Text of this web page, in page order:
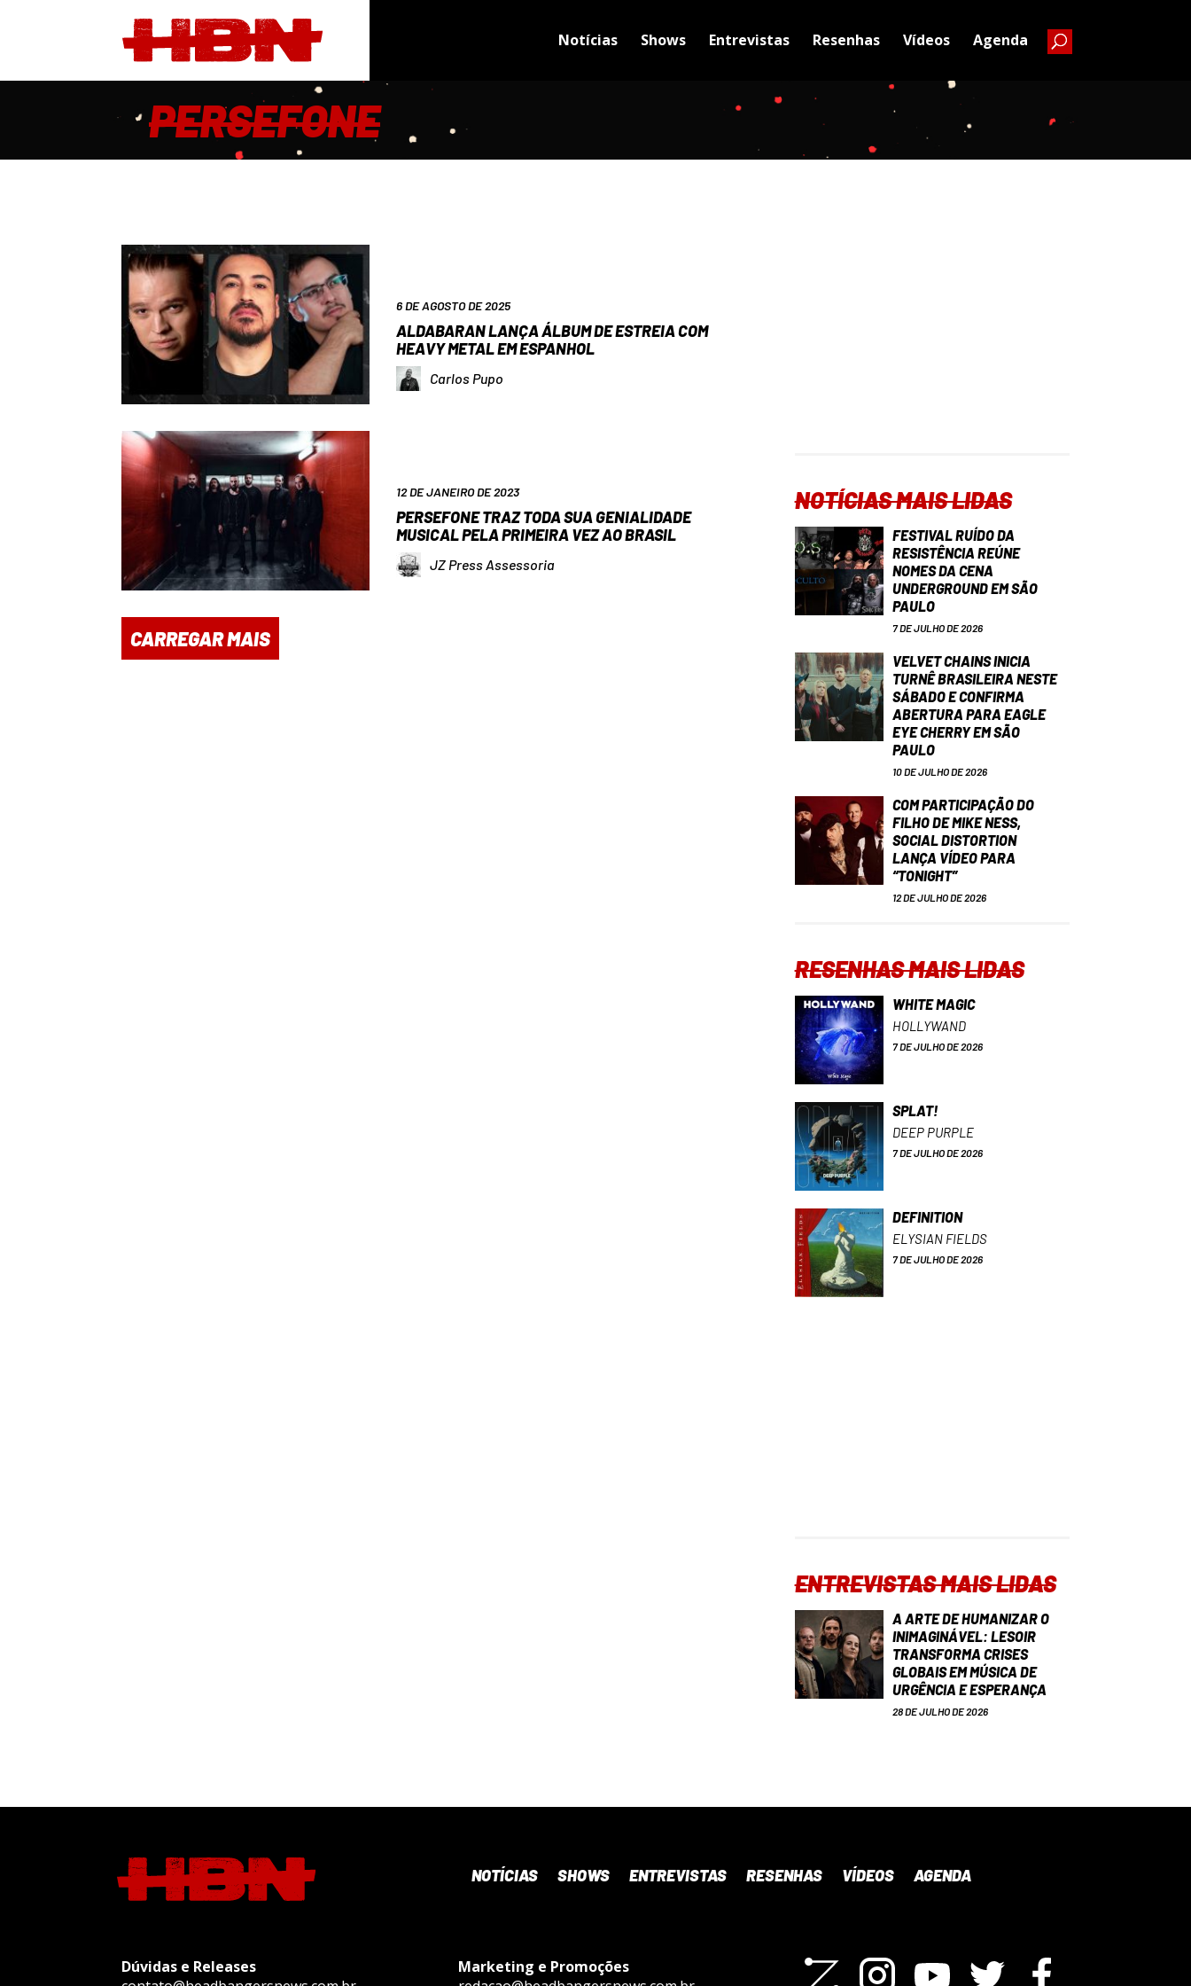
Notícias Shows Entrevistas Resenhas Vídeos Agenda
PERSEFONE
6 DE AGOSTO DE 2025
ALDABARAN LANÇA ÁLBUM DE ESTREIA COM
HEAVY METAL EM ESPANHOL
Carlos Pupo
12 DE JANEIRO DE 2023
PERSEFONE TRAZ TODA SUA GENIALIDADE
MUSICAL PELA PRIMEIRA VEZ AO BRASIL
JZ Press Assessoria
CARREGAR MAIS
NOTÍCIAS MAIS LIDAS
FESTIVAL RUÍDO DA
RESISTÊNCIA REÚNE
NOMES DA CENA
UNDERGROUND EM SÃO
PAULO
7 DE JULHO DE 2026
VELVET CHAINS INICIA
TURNÊ BRASILEIRA NESTE
SÁBADO E CONFIRMA
ABERTURA PARA EAGLE
EYE CHERRY EM SÃO
PAULO
10 DE JULHO DE 2026
COM PARTICIPAÇÃO DO
FILHO DE MIKE NESS,
SOCIAL DISTORTION
LANÇA VÍDEO PARA
“TONIGHT”
12 DE JULHO DE 2026
RESENHAS MAIS LIDAS
WHITE MAGIC
HOLLYWAND
7 DE JULHO DE 2026
SPLAT!
DEEP PURPLE
7 DE JULHO DE 2026
DEFINITION
ELYSIAN FIELDS
7 DE JULHO DE 2026
ENTREVISTAS MAIS LIDAS
A ARTE DE HUMANIZAR O
INIMAGINÁVEL: LESOIR
TRANSFORMA CRISES
GLOBAIS EM MÚSICA DE
URGÊNCIA E ESPERANÇA
28 DE JULHO DE 2026
NOTÍCIAS SHOWS ENTREVISTAS RESENHAS VÍDEOS AGENDA
Dúvidas e Releases
Marketing e Promoções